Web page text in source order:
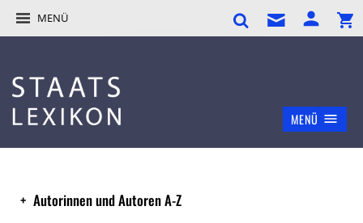
MENÜ
MENÜ
Autorinnen und Autoren A-Z